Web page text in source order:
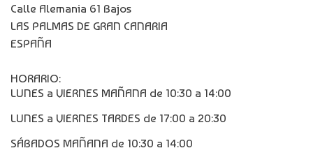
Calle Alemania 61 Bajos
LAS PALMAS DE GRAN CANARIA
ESPAÑA
HORARIO:
LUNES a VIERNES MAÑANA de 10:30 a 14:00
LUNES a VIERNES TARDES de 17:00 a 20:30
SÁBADOS MAÑANA de 10:30 a 14:00